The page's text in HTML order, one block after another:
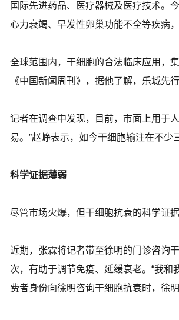
国际先进药品、医疗器械及医疗技术。
心力衰竭、早发性卵巢功能不全等疾病
全球范围内，干细胞的合法临床应用，
《中国新闻周刊》，据他了解，乐城先
记者在调查中发现，目前，市面上用于
易。”赵峥表示，如今干细胞输注在不少
科学证据薄弱
尽管市场火爆，但干细胞抗衰的科学证据
近期，张霖将记者带至徐明的门诊咨询
次，有助于调节免疫、延缓衰老。“我
费者身份向徐明咨询干细胞抗衰时，徐